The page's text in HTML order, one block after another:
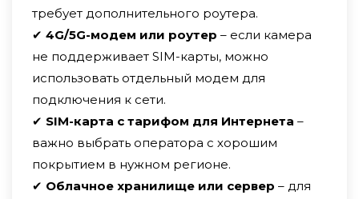
требует дополнительного роутера.
✔ 4G/5G-модем или роутер – если камера
не поддерживает SIM-карты, можно
использовать отдельный модем для
подключения к сети.
✔ SIM-карта с тарифом для Интернета –
важно выбрать оператора с хорошим
покрытием в нужном регионе.
✔ Облачное хранилище или сервер – для